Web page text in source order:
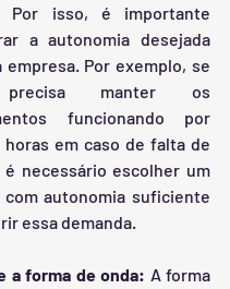
Por isso, é importante
a autonomia desejada
empresa. Por exemplo, se
manter os
funcionando por
horas em caso de falta de
é necessário escolher um
com autonomia suficiente
essa demanda.
a forma de onda: A forma